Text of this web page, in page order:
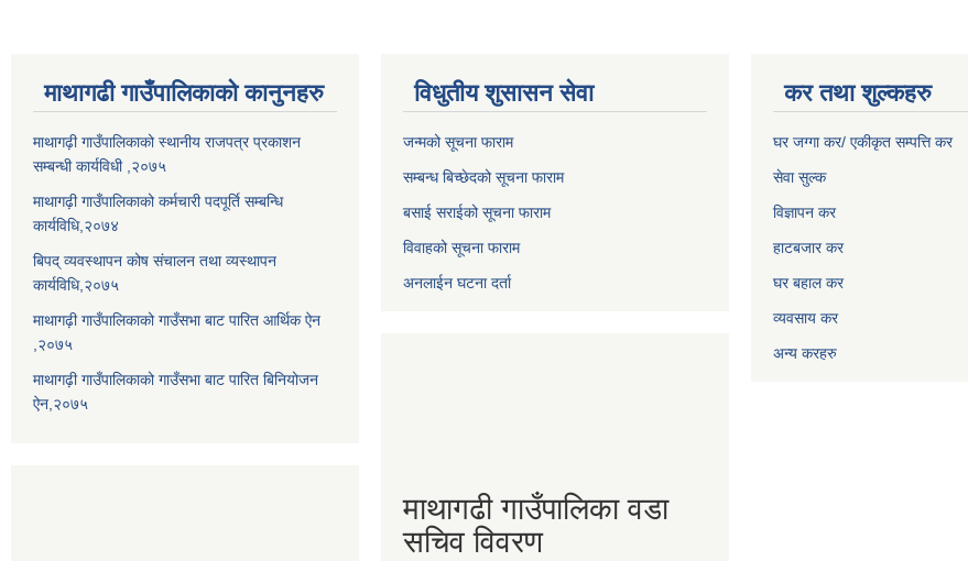
माथागढी गाउँपालिकाको कानुनहरु
माथागढ़ी गाउँपालिकाको स्थानीय राजपत्र प्रकाशन
सम्बन्धी कार्यविधी ,२०७५
माथागढ़ी गाउँपालिकाको कर्मचारी पदपूर्ति सम्बन्धि
कार्यविधि,२०७४
बिपद् व्यवस्थापन कोष संचालन तथा व्यस्थापन
कार्यविधि,२०७५
माथागढ़ी गाउँपालिकाको गाउँसभा बाट पारित आर्थिक ऐन
,२०७५
माथागढ़ी गाउँपालिकाको गाउँसभा बाट पारित बिनियोजन
ऐन,२०७५
विधुतीय शुसासन सेवा
जन्मको सूचना फाराम
सम्बन्ध बिच्छेदको सूचना फाराम
बसाई सराईको सूचना फाराम
विवाहको सूचना फाराम
अनलाईन घटना दर्ता
माथागढी गाउँपालिका वडा
सचिव विवरण
कर तथा शुल्कहरु
घर जग्गा कर/ एकीकृत सम्पत्ति कर
सेवा सुल्क
विज्ञापन कर
हाटबजार कर
घर बहाल कर
व्यवसाय कर
अन्य करहरु